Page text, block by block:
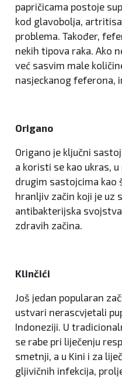
papričicama postoje
kod glavobolja,
problema. Također,
nekih tipova raka. Ako
već sasvim male
nasjeckanog feferona,
Origano
Origano je ključni
a koristi se kao ukras,
drugim sastojcima kao
hranljiv začin koji je uz
antibakterijska
zdravih začina.
Klinčići
Još jedan popularan
ustvari nerascvjetali
Indoneziji. U
se rabe pri liječenju
smetnji, a u Kini i za
gljivičnih infekcija,